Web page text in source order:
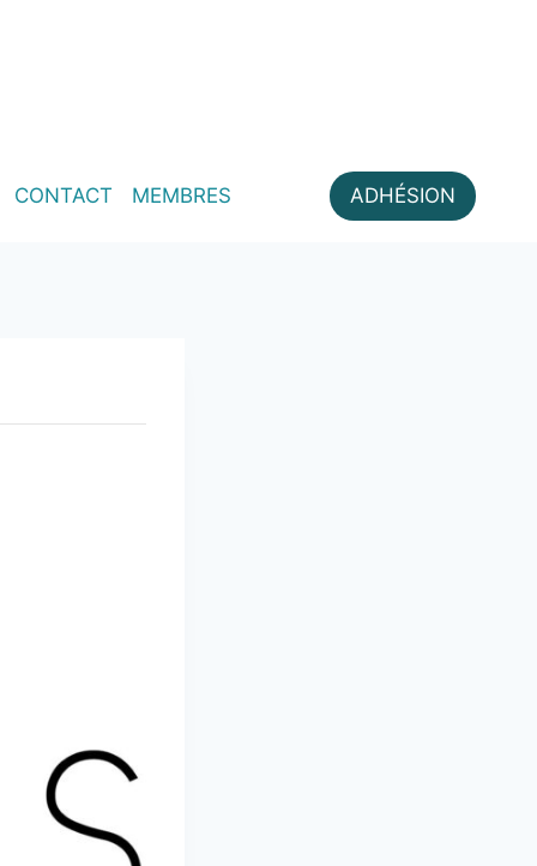
CONTACT MEMBRES ADHÉSION